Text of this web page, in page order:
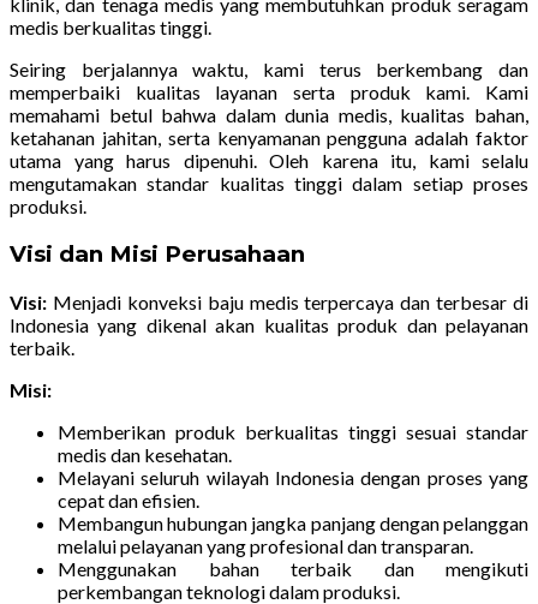
medis berkualitas tinggi.
Seiring berjalannya waktu, kami terus berkembang dan
memperbaiki kualitas layanan serta produk kami. Kami
memahami betul bahwa dalam dunia medis, kualitas bahan,
ketahanan jahitan, serta kenyamanan pengguna adalah faktor
utama yang harus dipenuhi. Oleh karena itu, kami selalu
mengutamakan standar kualitas tinggi dalam setiap proses
produksi.
Visi dan Misi Perusahaan
Visi: Menjadi konveksi baju medis terpercaya dan terbesar di
Indonesia yang dikenal akan kualitas produk dan pelayanan
terbaik.
Misi:
Memberikan produk berkualitas tinggi sesuai standar
medis dan kesehatan.
Melayani seluruh wilayah Indonesia dengan proses yang
cepat dan efisien.
Membangun hubungan jangka panjang dengan pelanggan
melalui pelayanan yang profesional dan transparan.
Menggunakan bahan terbaik dan mengikuti
perkembangan teknologi dalam produksi.